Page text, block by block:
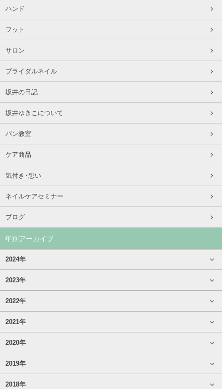
ハンド
フット
サロン
ブライダルネイル
坂井の日記
坂井ゆきこについて
パン教室
ケア商品
気付き･想い
ネイルケアセミナー
ブログ
年別アーカイブ
2024年
2023年
2022年
2021年
2020年
2019年
2018年